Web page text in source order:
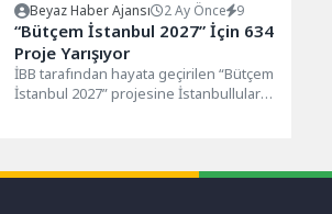
Beyaz Haber Ajansı 2 Ay Önce 9
“Bütçem İstanbul 2027” İçin 634
Proje Yarışıyor
İBB tarafından hayata geçirilen “Bütçem
İstanbul 2027” projesine İstanbullular